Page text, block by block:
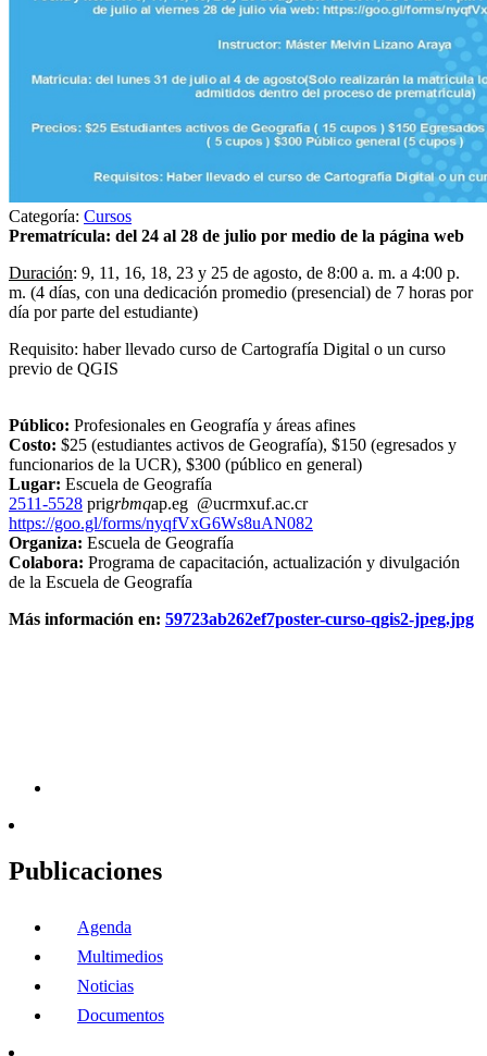
Categoría: Cursos
Prematrícula: del 24 al 28 de julio por medio de la página web
Duración: 9, 11, 16, 18, 23 y 25 de agosto, de 8:00 a. m. a 4:00 p.
m. (4 días, con una dedicación promedio (presencial) de 7 horas por
día por parte del estudiante)
Requisito: haber llevado curso de Cartografía Digital o un curso
previo de QGIS
Público: Profesionales en Geografía y áreas afines
Costo: $25 (estudiantes activos de Geografía), $150 (egresados y
funcionarios de la UCR), $300 (público en general)
Lugar: Escuela de Geografía
2511-5528 prigrbmqap.eg @ucrmxuf.ac.cr
https://goo.gl/forms/nyqfVxG6Ws8uAN082
Organiza: Escuela de Geografía
Colabora: Programa de capacitación, actualización y divulgación
de la Escuela de Geografía
Más información en: 59723ab262ef7poster-curso-qgis2-jpeg.jpg
Publicaciones
Agenda
Multimedios
Noticias
Documentos